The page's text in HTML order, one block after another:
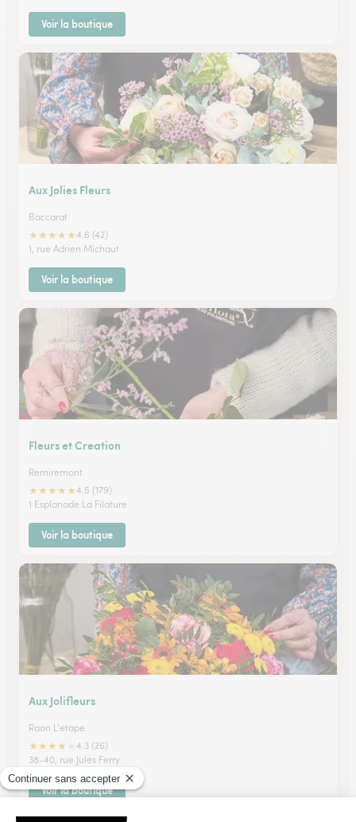
Voir la boutique
Aux Jolies Fleurs
Baccarat
★★★★★4.6 (42)
1, rue Adrien Michaut
Voir la boutique
Fleurs et Creation
Remiremont
★★★★★4.5 (179)
1 Esplanade La Filature
Voir la boutique
Aux Jolifleurs
Raon L'etape
★★★★
4.3 (26)
38-40, rue Jules Ferry
Voir la boutique